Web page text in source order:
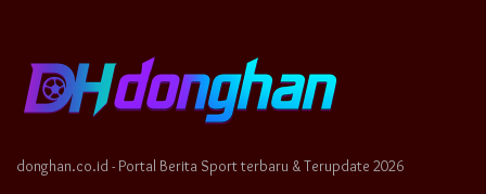
donghan.co.id - Portal Berita Sport terbaru & Terupdate 2026